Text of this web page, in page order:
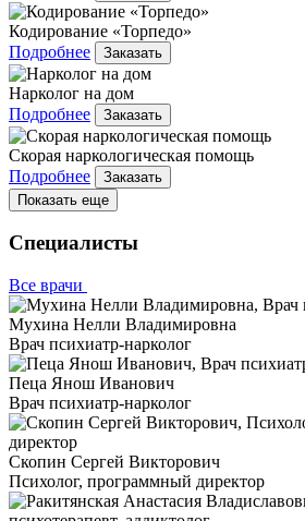
Кодирование «Торпедо»
Подробнее
Заказать
Нарколог на дом
Подробнее
Заказать
Скорая наркологическая помощь
Подробнее
Заказать
Показать еще
Специалисты
Все врачи
Мухина Нелли Владимировна
Врач психиатр-нарколог
Пеца Янош Иванович
Врач психиатр-нарколог
Скопин Сергей Викторович
Психолог, программный директор